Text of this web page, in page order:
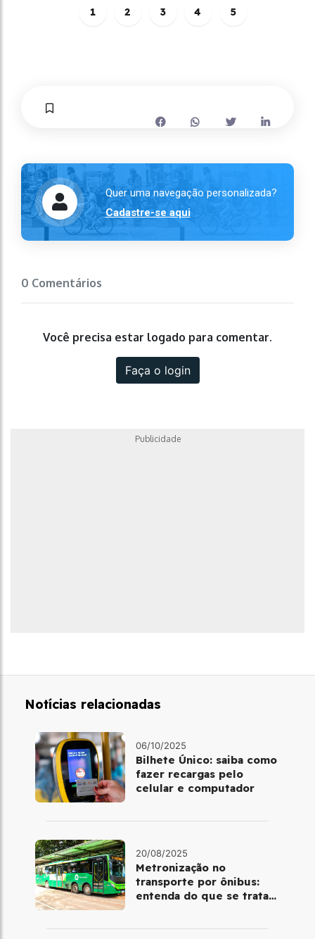
1 2 3 4 5
Quer uma navegação personalizada?
Cadastre-se aqui
0 Comentários
Você precisa estar logado para comentar.
Faça o login
Publicidade
Notícias relacionadas
06/10/2025
Bilhete Único: saiba como
fazer recargas pelo
celular e computador
20/08/2025
Metronização no
transporte por ônibus:
entenda do que se trata